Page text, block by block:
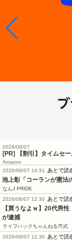
2026/08/07
[PR] 【割引】タイムセ
Amazon
2026/08/07 14:31
あとで読
池上彰「コーランが憲法
なんJ PRIDE
2026/08/07 12:30
あとで読
【買うなよｗ】20代男
が逮捕
ライフハックちゃんねる弐式
2026/08/07 12:30
あとで読